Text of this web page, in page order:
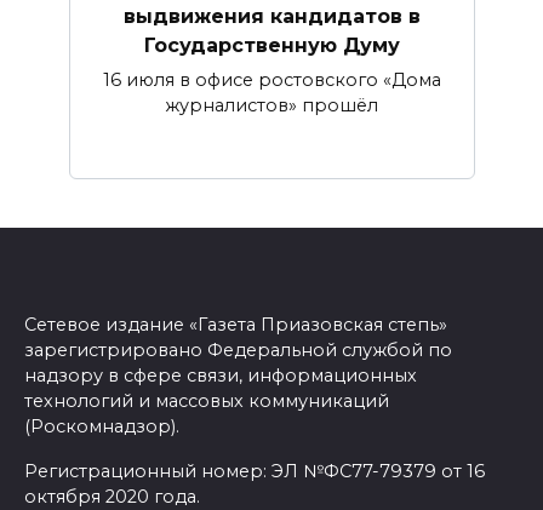
выдвижения кандидатов в
Государственную Думу
16 июля в офисе ростовского «Дома
журналистов» прошёл
Сетевое издание «Газета Приазовская степь»
зарегистрировано Федеральной службой по
надзору в сфере связи, информационных
технологий и массовых коммуникаций
(Роскомнадзор).
Регистрационный номер: ЭЛ №ФС77-79379 от 16
октября 2020 года.